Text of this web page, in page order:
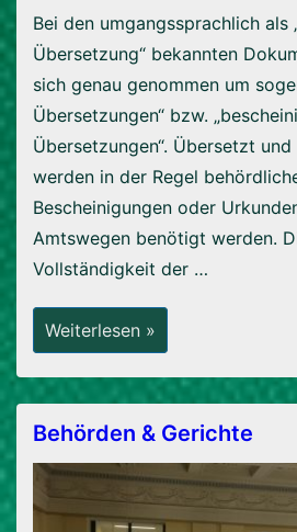
Bei den umgangssprachlich als
Übersetzung“ bekannten
sich genau genommen um
Übersetzungen“ bzw.
Übersetzungen“. Übersetzt
werden in der Regel
Bescheinigungen oder
Amtswegen benötigt werden.
Vollständigkeit der …
Was
Ist
Eigentlich
Eine
„beglaubigte“
Übersetzung?
Weiterlesen »
Behörden & Gerichte